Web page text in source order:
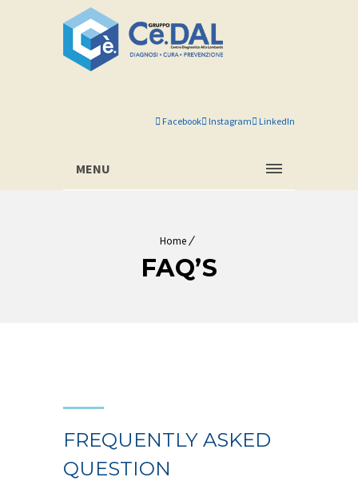
Facebook Instagram LinkedIn
MENU
Home
FAQ’S
FREQUENTLY ASKED
QUESTION